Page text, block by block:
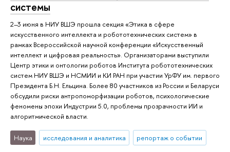
системы
2–3 июня в НИУ ВШЭ прошла секция «Этика в сфере
искусственного интеллекта и робототехнических систем» в
рамках Всероссийской научной конференции «Искусственный
интеллект и цифровая реальность». Организаторами выступили
Центр этики и онтологии роботов Института робототехнических
систем НИУ ВШЭ и НСМИИ и КИ РАН при участии УрФУ им. первого
Президента Б.Н. Ельцина. Более 80 участников из России и Беларуси
обсудили риски антропоморфизации роботов, психологические
феномены эпохи Индустрии 5.0, проблемы прозрачности ИИ и
алгоритмической власти.
Наука исследования и аналитика репортаж о событии